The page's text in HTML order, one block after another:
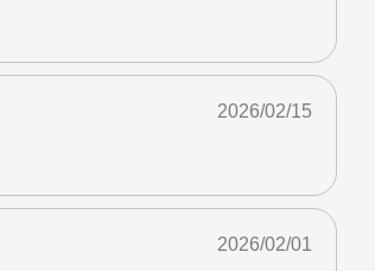
2026/02/15
2026/02/01